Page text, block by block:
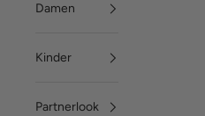
Damen
Kinder
Partnerlook